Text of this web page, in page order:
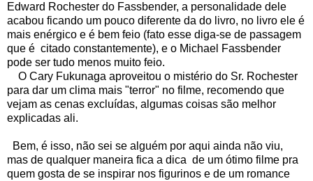
Edward Rochester do Fassbender, a personalidade dele
acabou ficando um pouco diferente da do livro, no livro ele é
mais enérgico e é bem feio (fato esse diga-se de passagem
que é citado constantemente), e o Michael Fassbender
pode ser tudo menos muito feio.
O Cary Fukunaga aproveitou o mistério do Sr. Rochester
para dar um clima mais "terror" no filme, recomendo que
vejam as cenas excluídas, algumas coisas são melhor
explicadas ali.
Bem, é isso, não sei se alguém por aqui ainda não viu,
mas de qualquer maneira fica a dica de um ótimo filme pra
quem gosta de se inspirar nos figurinos e de um romance